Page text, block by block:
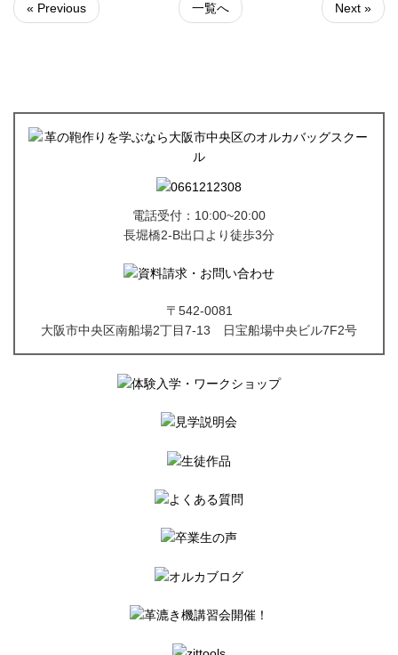
« Previous 一覧へ Next »
電話受付：10:00~20:00
長堀橋2-B出口より徒歩3分
〒542-0081
大阪市中央区南船場2丁目7-13 日宝船場中央ビル7F2号